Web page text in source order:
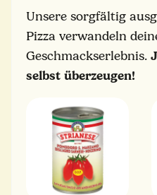
Unsere sorgfältig
Pizza verwandeln
Geschmackserlebnis.
selbst überzeugen!